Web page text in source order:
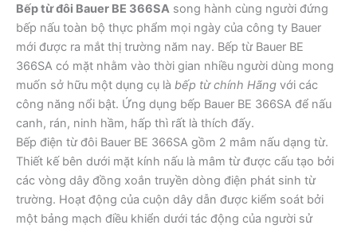
Bếp từ đôi Bauer BE 366SA song hành cùng người đứng
bếp nấu toàn bộ thực phẩm mọi ngày của công ty Bauer
mới được ra mắt thị trường năm nay. Bếp từ Bauer BE
366SA có mặt nhằm vào thời gian nhiều người dùng mong
muốn sở hữu một dụng cụ là bếp từ chính Hãng với các
công năng nổi bật. Ứng dụng bếp Bauer BE 366SA để nấu
canh, rán, ninh hầm, hấp thì rất là thích đấy.
Bếp điện từ đôi Bauer BE 366SA gồm 2 mâm nấu dạng từ.
Thiết kế bên dưới mặt kính nấu là mâm từ được cấu tạo bởi
các vòng dây đồng xoắn truyền dòng điện phát sinh từ
trường. Hoạt động của cuộn dây dẫn được kiểm soát bởi
một bảng mạch điều khiển dưới tác động của người sử